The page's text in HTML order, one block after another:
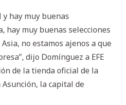
hay muy buenas
hay muy buenas selecciones
no estamos ajenos a que
dijo Domínguez a EFE
de la tienda oficial de la
la capital de